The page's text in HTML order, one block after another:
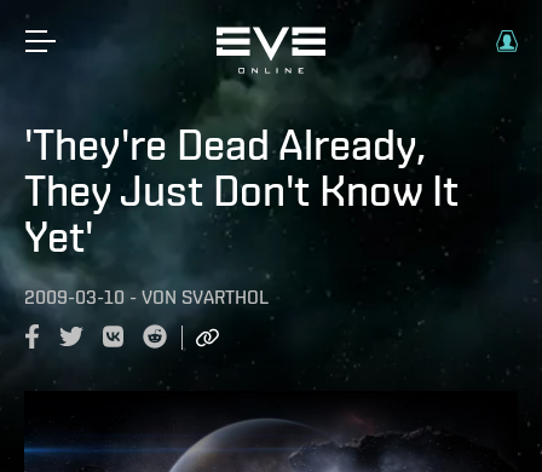
'They're Dead Already,
They Just Don't Know It
Yet'
2009-03-10 - VON SVARTHOL